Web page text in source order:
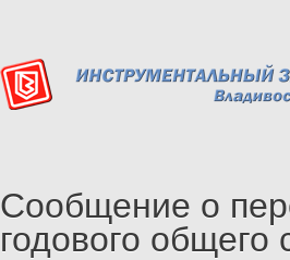
Сообщение о
годового общего